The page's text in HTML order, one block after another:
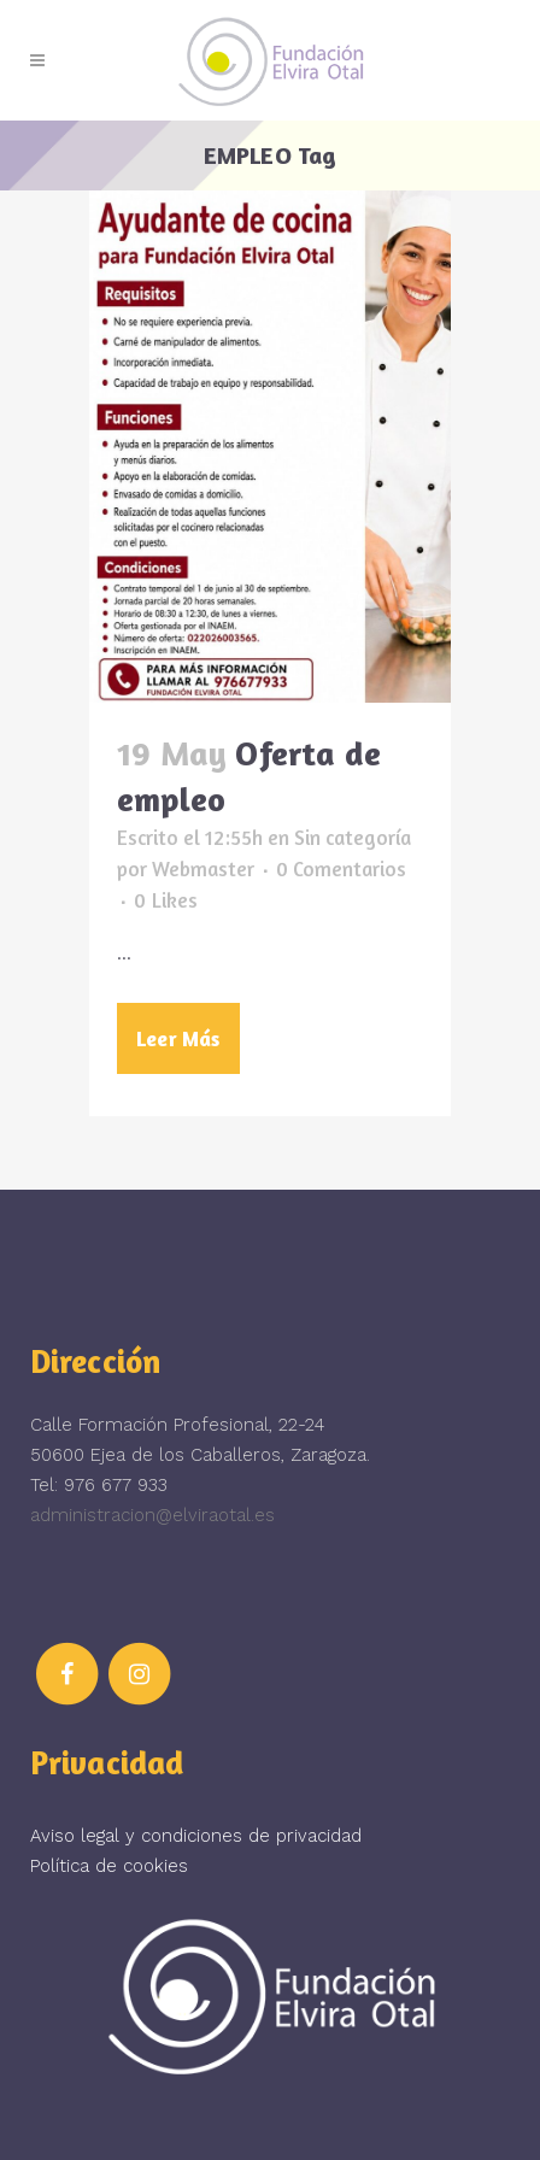
EMPLEO Tag
19 May Oferta de
empleo
Escrito el 12:55h en Sin categoría
porWebmaster
0 Comentarios
0 Likes
...
Leer Más
Dirección
Calle Formación Profesional, 22-24
50600 Ejea de los Caballeros, Zaragoza.
Tel: 976 677 933
administracion@elviraotal.es
Privacidad
Aviso legal y condiciones de privacidad
Política de cookies